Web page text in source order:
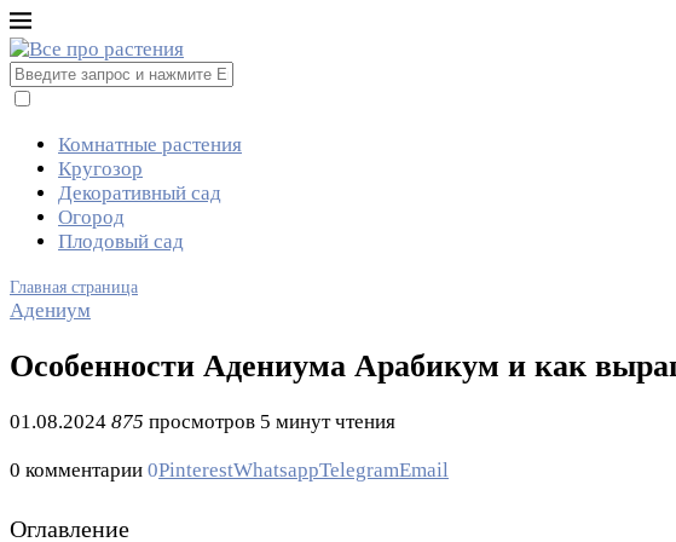
Комнатные растения
Кругозор
Декоративный сад
Огород
Плодовый сад
Главная страница
Адениум
Особенности Адениума Арабикум и как
01.08.2024 875 просмотров 5 минут чтения
0 комментарии 0PinterestWhatsappTelegramEmail
Оглавление